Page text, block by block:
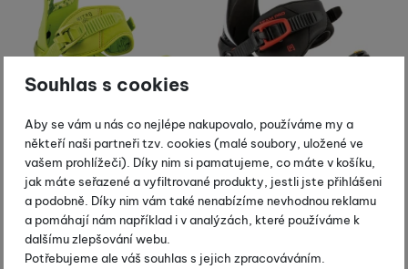
Souhlas s cookies
Aby se vám u nás co nejlépe nakupovalo, používáme my a
někteří naši partneři tzv. cookies (malé soubory, uložené ve
vašem prohlížeči). Díky nim si pamatujeme, co máte v košíku,
jak máte seřazené a vyfiltrované produkty, jestli jste přihlášeni
a podobně. Díky nim vám také nenabízíme nevhodnou reklamu
a pomáhají nám například i v analýzách, které používáme k
dalšímu zlepšování webu.
Potřebujeme ale váš souhlas s jejich zpracováváním.
Nitro Rambler F. C. S. -
lime
15 870Kč
Skladem
Koupit
Nitro Team Pro - og
23 370Kč
Skladem